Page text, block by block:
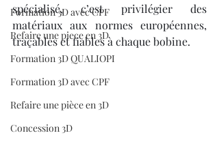
Formation 3D avec CPF
Refaire une piece en 3D
Formation 3D QUALIOPI
Formation 3D avec CPF
Refaire une pièce en 3D
Concession 3D
spécialisé, c’est privilégier des
matériaux aux normes européennes,
traçables et fiables à chaque bobine.